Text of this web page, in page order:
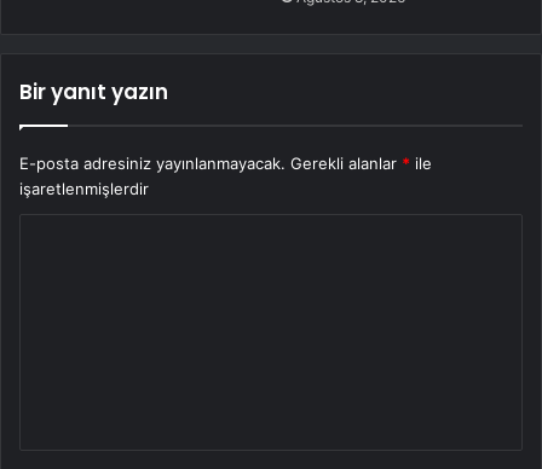
Bir yanıt yazın
E-posta adresiniz yayınlanmayacak. Gerekli alanlar * ile
işaretlenmişlerdir